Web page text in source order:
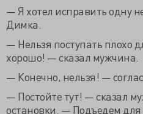
— Я хотел исправить одну
Димка.
— Нельзя поступать плохо
хорошо! — сказал мужчина.
— Конечно, нельзя! —
— Постойте тут! — сказал
остановки. — Подъедем